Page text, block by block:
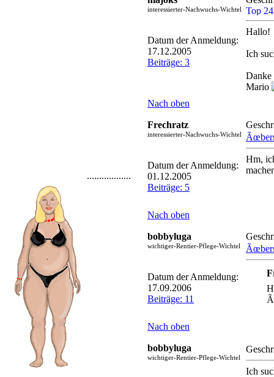
..................
interessierter-Nachwuchs-Wichtel
Datum der Anmeldung:
17.12.2005
Beiträge: 3
Hallo!
Ich
Danke
Mario
Nach oben
Frechratz
interessierter-Nachwuchs-Wichtel
Datum der Anmeldung:
01.12.2005
Beiträge: 5
Hm,
Nach oben
bobbyluga
wichtiger-Rentier-Pflege-Wichtel
Datum der Anmeldung:
17.09.2006
Beiträge: 11
Nach oben
bobbyluga
wichtiger-Rentier-Pflege-Wichtel
Ich